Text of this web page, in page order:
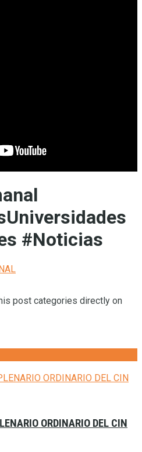
#Noticias
post categories directly on
ORDINARIO DEL CIN